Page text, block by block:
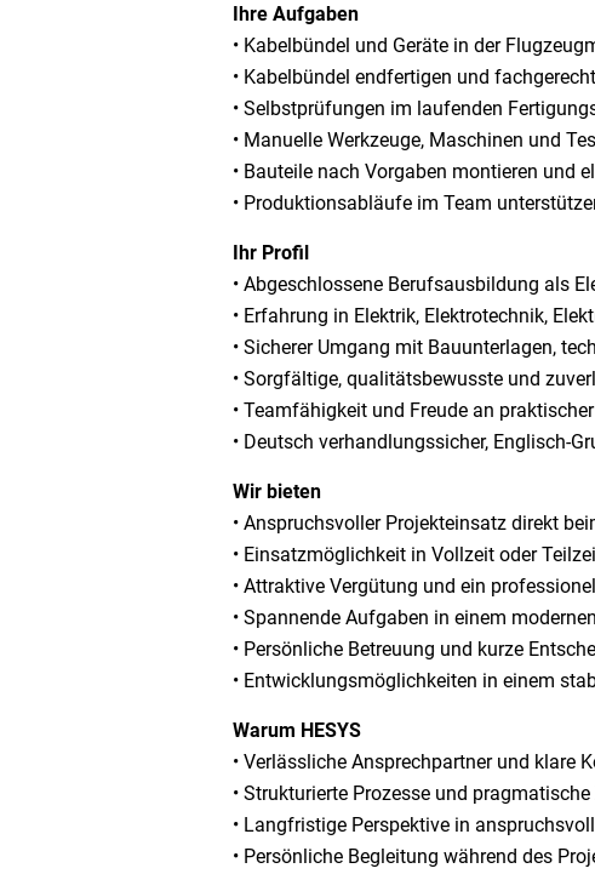
Ihre Aufgaben
• Kabelbündel und Geräte in der
• Kabelbündel endfertigen und
• Selbstprüfungen im laufenden
• Manuelle Werkzeuge, Maschinen und
• Bauteile nach Vorgaben montieren und
• Produktionsabläufe im Team
Ihr Profil
• Abgeschlossene Berufsausbildung als
• Erfahrung in Elektrik, Elektrotechnik,
• Sicherer Umgang mit Bauunterlagen,
• Sorgfältige, qualitätsbewusste und
• Teamfähigkeit und Freude an
• Deutsch verhandlungssicher, Englisch-
Wir bieten
• Anspruchsvoller Projekteinsatz direkt
• Einsatzmöglichkeit in Vollzeit oder
• Attraktive Vergütung und ein
• Spannende Aufgaben in einem
• Persönliche Betreuung und kurze
• Entwicklungsmöglichkeiten in einem
Warum HESYS
• Verlässliche Ansprechpartner und klare
• Strukturierte Prozesse und
• Langfristige Perspektive in
• Persönliche Begleitung während des